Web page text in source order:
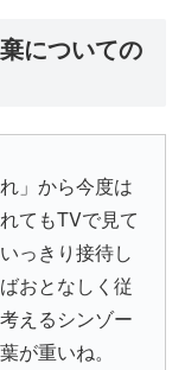
についての
」から今度は
てもTVで見て
っきり接待し
おとなしく従
えるシンゾー
が重いね。